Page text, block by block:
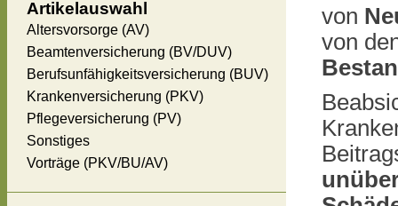
von
von
Artikelauswahl
Altersvorsorge (AV)
Beamtenversicherung (BV/DUV)
Berufsunfähigkeitsversicherung (BUV)
Krankenversicherung (PKV)
Pflegeversicherung (PV)
Sonstiges
Vorträge (PKV/BU/AV)